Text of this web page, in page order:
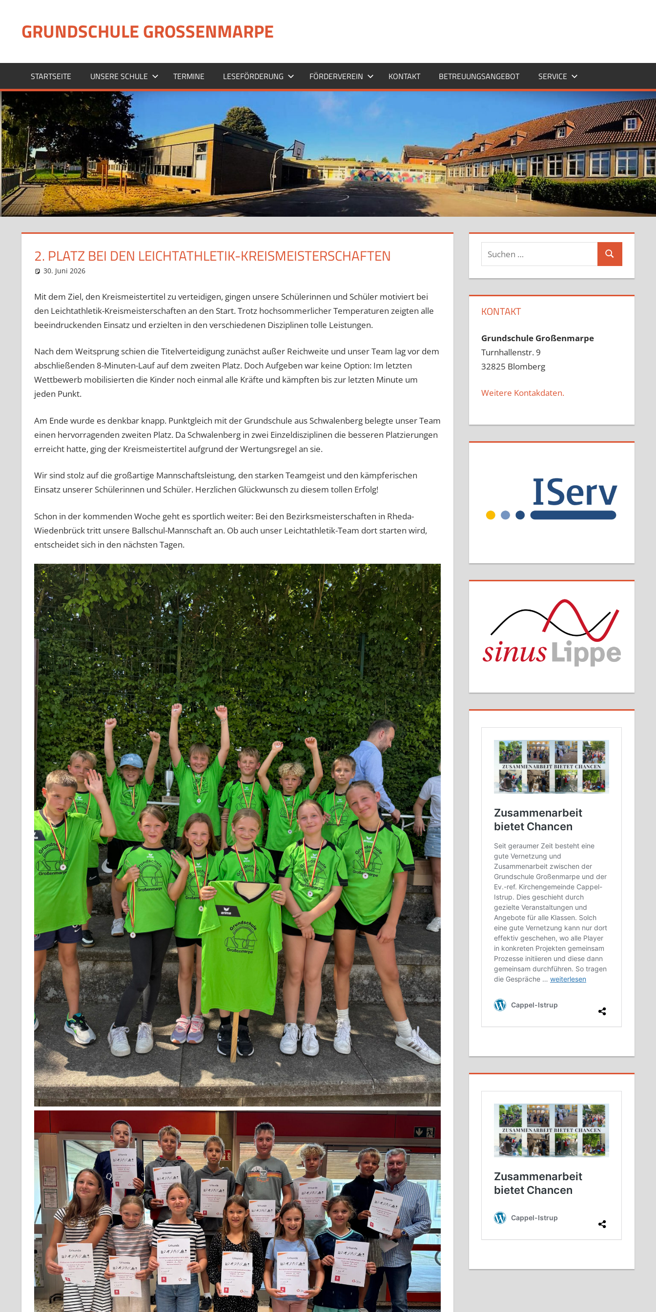
springenGRUNDSCHULE GROSSENMARPE
STARTSEITE UNSERE SCHULE TERMINE LESEFÖRDERUNG FÖRDERVEREIN KONTAKT BETREUUNGSANGEBOT SERVICE
2. PLATZ BEI DEN LEICHTATHLETIK-KREISMEISTERSCHAFTEN
30. Juni 2026
Mit dem Ziel, den Kreismeistertitel zu verteidigen, gingen unsere Schülerinnen und Schüler motiviert bei
den Leichtathletik-Kreismeisterschaften an den Start. Trotz hochsommerlicher Temperaturen zeigten alle
beeindruckenden Einsatz und erzielten in den verschiedenen Disziplinen tolle Leistungen.
Nach dem Weitsprung schien die Titelverteidigung zunächst außer Reichweite und unser Team lag vor dem
abschließenden 8-Minuten-Lauf auf dem zweiten Platz. Doch Aufgeben war keine Option: Im letzten
Wettbewerb mobilisierten die Kinder noch einmal alle Kräfte und kämpften bis zur letzten Minute um
jeden Punkt.
Am Ende wurde es denkbar knapp. Punktgleich mit der Grundschule aus Schwalenberg belegte unser Team
einen hervorragenden zweiten Platz. Da Schwalenberg in zwei Einzeldisziplinen die besseren Platzierungen
erreicht hatte, ging der Kreismeistertitel aufgrund der Wertungsregel an sie.
Wir sind stolz auf die großartige Mannschaftsleistung, den starken Teamgeist und den kämpferischen
Einsatz unserer Schülerinnen und Schüler. Herzlichen Glückwunsch zu diesem tollen Erfolg!
Schon in der kommenden Woche geht es sportlich weiter: Bei den Bezirksmeisterschaften in Rheda-
Wiedenbrück tritt unsere Ballschul-Mannschaft an. Ob auch unser Leichtathletik-Team dort starten wird,
entscheidet sich in den nächsten Tagen.
Suchen
nach:
Suchen
KONTAKT
Grundschule Großenmarpe
Turnhallenstr. 9
32825 Blomberg
Weitere Kontakdaten.